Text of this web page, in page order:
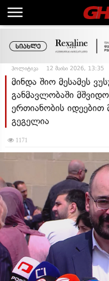
პოლიტიკა 12 მაისი 2026, 13:35
მინდა შიო მესამეს
განმავლობაში
ერთიანობის
გეგელია
1171